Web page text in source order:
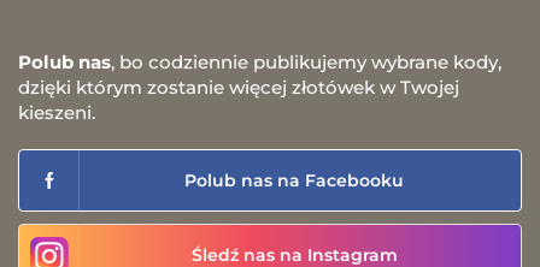
Polub nas, bo codziennie publikujemy wybrane kody,
dzięki którym zostanie więcej złotówek w Twojej
kieszeni.
Polub nas na Facebooku
Śledź nas na Instagram